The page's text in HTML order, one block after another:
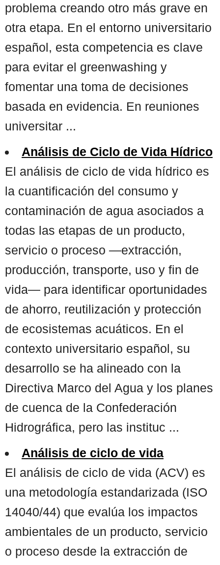
problema creando otro más grave en
otra etapa. En el entorno universitario
español, esta competencia es clave
para evitar el greenwashing y
fomentar una toma de decisiones
basada en evidencia. En reuniones
universitar ...
Análisis de Ciclo de Vida Hídrico
El análisis de ciclo de vida hídrico es
la cuantificación del consumo y
contaminación de agua asociados a
todas las etapas de un producto,
servicio o proceso —extracción,
producción, transporte, uso y fin de
vida— para identificar oportunidades
de ahorro, reutilización y protección
de ecosistemas acuáticos. En el
contexto universitario español, su
desarrollo se ha alineado con la
Directiva Marco del Agua y los planes
de cuenca de la Confederación
Hidrográfica, pero las instituc ...
Análisis de ciclo de vida
El análisis de ciclo de vida (ACV) es
una metodología estandarizada (ISO
14040/44) que evalúa los impactos
ambientales de un producto, servicio
o proceso desde la extracción de